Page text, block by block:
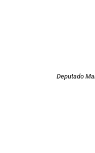
Deputado